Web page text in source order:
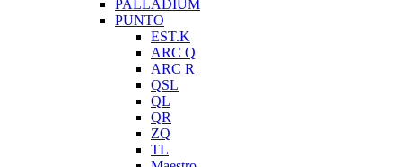
PALLADIUM
PUNTO
EST.K
ARC Q
ARC R
QSL
QL
QR
ZQ
TL